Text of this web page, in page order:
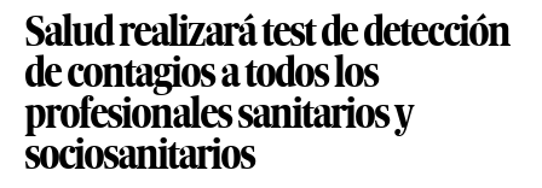
Salud realizará test de detección
de contagios a todos los
profesionales sanitarios y
sociosanitarios